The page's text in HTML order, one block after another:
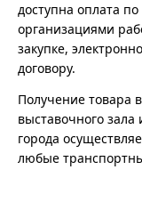
доступна оплата
организациями
закупке,
договору.
Получение товара
выставочного зала
города
любые